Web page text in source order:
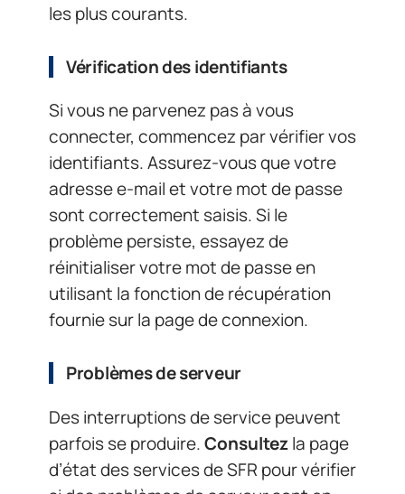
les plus courants.
Vérification des identifiants
Si vous ne parvenez pas à vous
connecter, commencez par vérifier vos
identifiants. Assurez-vous que votre
adresse e-mail et votre mot de passe
sont correctement saisis. Si le
problème persiste, essayez de
réinitialiser votre mot de passe en
utilisant la fonction de récupération
fournie sur la page de connexion.
Problèmes de serveur
Des interruptions de service peuvent
parfois se produire.Consultezla page
d’état des services de SFR pour vérifier